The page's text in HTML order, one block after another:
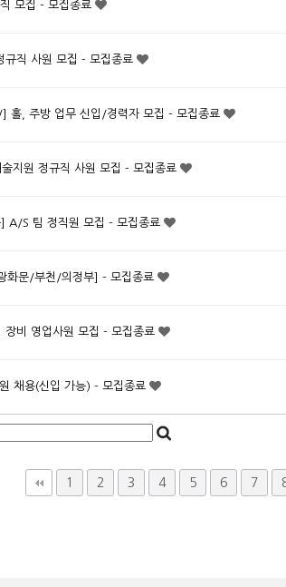
모집 - 모집종료
직 사원 모집 - 모집종료
홀, 주방 업무 신입/경력자 모집 - 모집종료
지원 정규직 사원 모집 - 모집종료
A/S 팀 정직원 모집 - 모집종료
화문/부천/의정부] - 모집종료
비 영업사원 모집 - 모집종료
채용(신입 가능) - 모집종료
1 2 3 4 5 6 7